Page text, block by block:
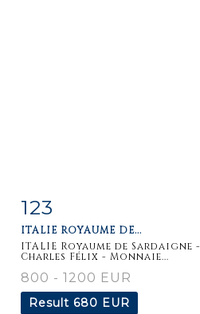
Item detail
123
ITALIE ROYAUME DE...
ITALIE Royaume de Sardaigne -
Charles Félix - Monnaie...
800 - 1200 EUR
Result 680 EUR